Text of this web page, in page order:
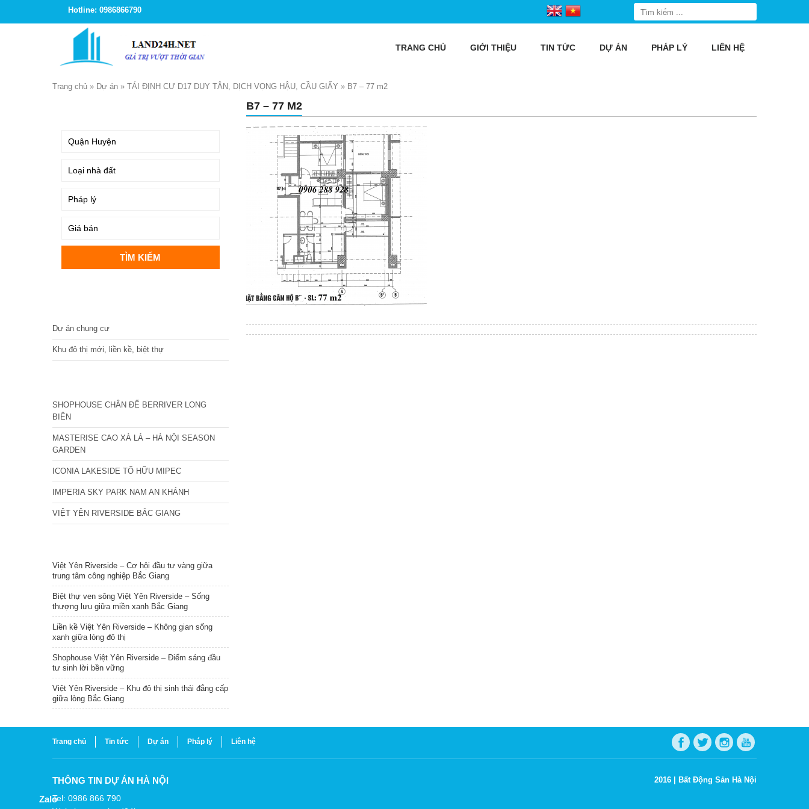
Hotline: 0986866790
TRANG CHỦ GIỚI THIỆU TIN TỨC DỰ ÁN PHÁP LÝ LIÊN HỆ
Trang chủ » Dự án » TÁI ĐỊNH CƯ D17 DUY TÂN, DỊCH VỌNG HẬU, CẦU GIẤY » B7 – 77 m2
B7 – 77 M2
Dự án chung cư
Khu đô thị mới, liền kề, biệt thự
SHOPHOUSE CHÂN ĐẾ BERRIVER LONG
BIÊN
MASTERISE CAO XÀ LÁ – HÀ NỘI SEASON
GARDEN
ICONIA LAKESIDE TỐ HỮU MIPEC
IMPERIA SKY PARK NAM AN KHÁNH
VIỆT YÊN RIVERSIDE BẮC GIANG
Việt Yên Riverside – Cơ hội đầu tư vàng giữa
trung tâm công nghiệp Bắc Giang
Biệt thự ven sông Việt Yên Riverside – Sống
thượng lưu giữa miền xanh Bắc Giang
Liền kề Việt Yên Riverside – Không gian sống
xanh giữa lòng đô thị
Shophouse Việt Yên Riverside – Điểm sáng đầu
tư sinh lời bền vững
Việt Yên Riverside – Khu đô thị sinh thái đẳng cấp
giữa lòng Bắc Giang
Trang chủ Tin tức Dự án Pháp lý Liên hệ
THÔNG TIN DỰ ÁN HÀ NỘI
Tel: 0986 866 790
2016 | Bất Động Sản Hà Nội
Zalo